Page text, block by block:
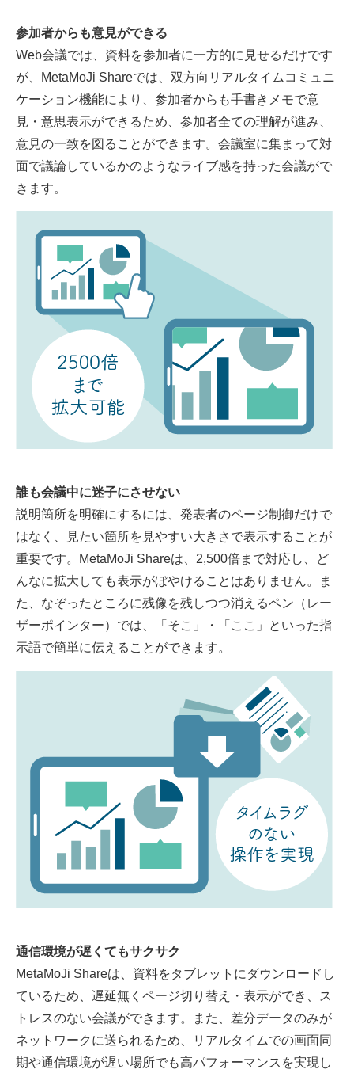
参加者からも意見ができる
Web会議では、資料を参加者に一方的に見せるだけです
が、MetaMoJi Shareでは、双方向リアルタイムコミュニ
ケーション機能により、参加者からも手書きメモで意
見・意思表示ができるため、参加者全ての理解が進み、
意見の一致を図ることができます。会議室に集まって対
面で議論しているかのようなライブ感を持った会議がで
きます。
誰も会議中に迷子にさせない
説明箇所を明確にするには、発表者のページ制御だけで
はなく、見たい箇所を見やすい大きさで表示することが
重要です。MetaMoJi Shareは、2,500倍まで対応し、ど
んなに拡大しても表示がぼやけることはありません。ま
た、なぞったところに残像を残しつつ消えるペン（レー
ザーポインター）では、「そこ」・「ここ」といった指
示語で簡単に伝えることができます。
通信環境が遅くてもサクサク
MetaMoJi Shareは、資料をタブレットにダウンロードし
ているため、遅延無くページ切り替え・表示ができ、ス
トレスのない会議ができます。また、差分データのみが
ネットワークに送られるため、リアルタイムでの画面同
期や通信環境が遅い場所でも高パフォーマンスを実現し